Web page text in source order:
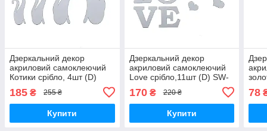
Дзеркальний декор
акриловий самоклеючий
Котики срібло, 4шт (D)
185 ₴ 255 ₴
Купити
Дзеркальний декор
акриловий самоклеючий
Love срібло,11шт (D) SW-
170₴ 220 ₴
Купити
78